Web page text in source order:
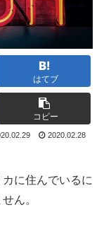
はてブ
コピー
2020.02.28
に住んでいるに
ん。